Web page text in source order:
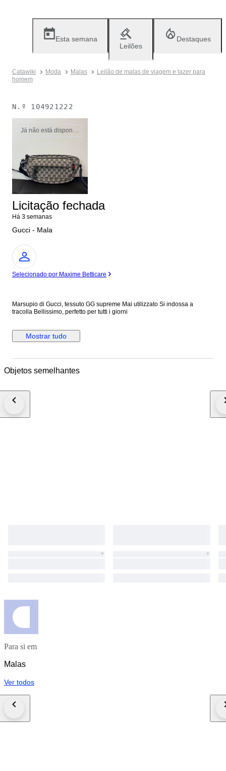
Esta semana
Leilões
Destaques
Catawiki Moda Malas
Leilão de malas de viagem e lazer para
homem
N.º 104921222
Já não está disponível
Licitação fechada
Há 3 semanas
Gucci - Mala
Especialista
Selecionado por Maxime Betticare
Marsupio di Gucci, tessuto GG supreme Mai utilizzato Si indossa a
tracolla Bellissimo, perfetto per tutti i giorni
Mostrar tudo
Objetos semelhantes
Para si em
Malas
Ver todos